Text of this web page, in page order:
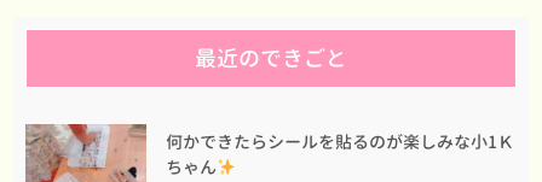
最近のできごと
何かできたらシールを貼るのが楽しみな小1Ｋ
ちゃん